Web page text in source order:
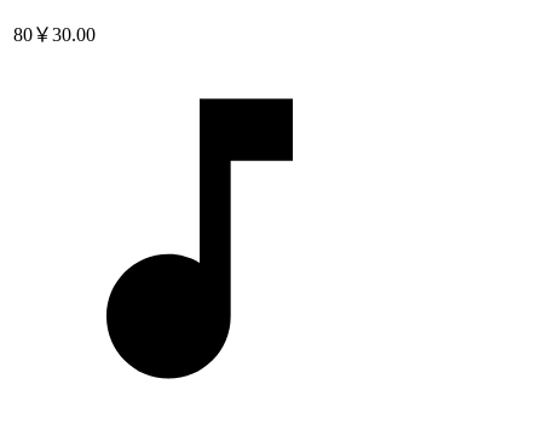
80￥30.00